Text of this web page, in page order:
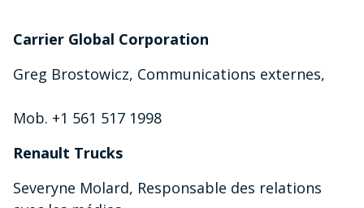
Carrier Global Corporation
Greg Brostowicz, Communications externes,
Mob. +1 561 517 1998
Renault Trucks
Severyne Molard, Responsable des relations